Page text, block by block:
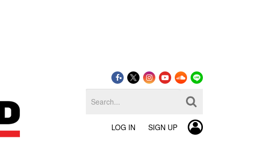
LOG IN SIGN UP